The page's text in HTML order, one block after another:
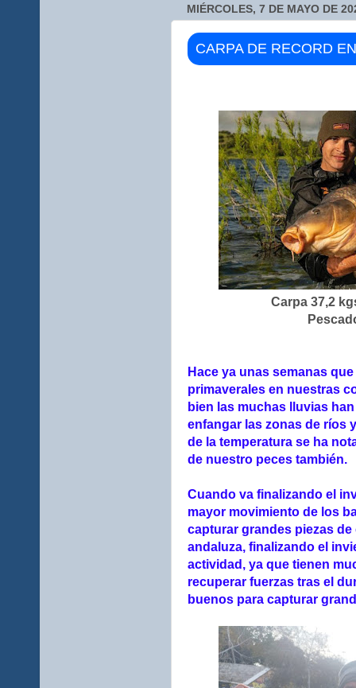
MIÉRCOLES, 7 DE MAYO DE
CARPA DE RECORD
Carpa 37,2
Hace ya unas semanas
primaverales en nuestras
bien las muchas lluvias
enfangar las zonas de ríos
de la temperatura se ha
de nuestro peces también.
Cuando va finalizando el
mayor movimiento de los
capturar grandes piezas
andaluza, finalizando el
actividad, ya que tienen
recuperar fuerzas tras el
buenos para capturar